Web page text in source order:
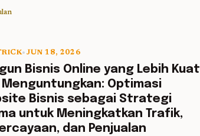
5 min read
• JUN 18, 2026
Bisnis Online yang Lebih Kuat
Menguntungkan: Optimasi
Bisnis sebagai Strategi
untuk Meningkatkan Trafik,
dan Penjualan